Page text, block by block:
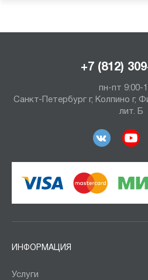
+7 (812)
пн-пт 9:00-
Санкт-Петербург г, Колпино г,
лит. Б
ИНФОРМАЦИЯ
Услуги